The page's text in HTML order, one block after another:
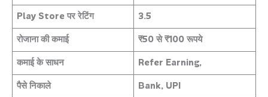
Play Store पर रेटिंग 3.5
रोजाना की कमाई ₹50 से ₹100 रूपये
कमाई के साधन Refer Earning,
पैसे निकाले Bank, UPI